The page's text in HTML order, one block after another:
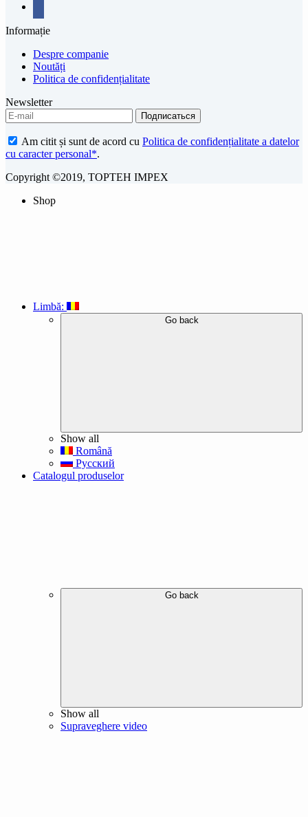
Informație
Despre companie
Noutăți
Politica de confidențialitate
Newsletter
Am citit și sunt de acord cu Politica de confidențialitate a datelor
cu caracter personal*.
Copyright ©2019, TOPTEH IMPEX
Shop
Limbă:
Go back
Show all
Română
Русский
Catalogul produselor
Go back
Show all
Supraveghere video